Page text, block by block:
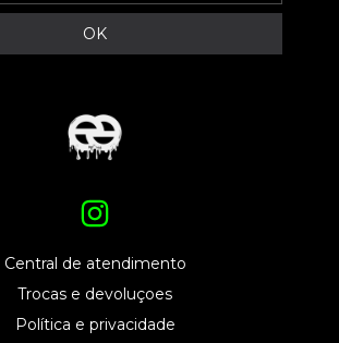
Central de atendimento
Trocas e devoluçoes
Política e privacidade